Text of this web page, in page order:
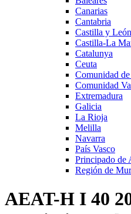
Canarias
Cantabria
Castilla y León
Castilla-La
Catalunya
Ceuta
Comunidad
Comunidad
Extremadura
Galicia
La Rioja
Melilla
Navarra
País Vasco
Principado de
Región de
AEAT-H I 40